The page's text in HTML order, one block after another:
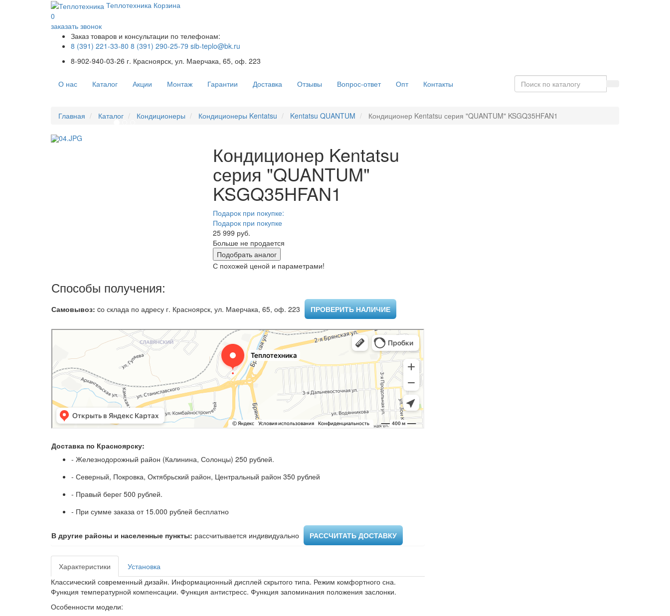
Теплотехника Корзина
0
заказать звонок
Заказ товаров и консультации по телефонам:
8 (391) 221-33-80 8 (391) 290-25-79 sib-teplo@bk.ru
8-902-940-03-26 г. Красноярск, ул. Маерчака, 65, оф. 223
О нас Каталог Акции Монтаж Гарантии Доставка Отзывы Вопрос-ответ Опт Контакты
Главная Каталог Кондиционеры Кондиционеры Kentatsu Kentatsu QUANTUM Кондиционер Kentatsu серия "QUANTUM" KSGQ35HFAN1
Кондиционер Kentatsu
серия "QUANTUM"
KSGQ35HFAN1
Подарок при покупке:
Подарок при покупке
25 999 руб.
Больше не продается
Подобрать аналог
С похожей ценой и параметрами!
Способы получения:
Самовывоз: cо склада по адресу г. Красноярск, ул. Маерчака, 65, оф. 223 ​ ПРОВЕРИТЬ НАЛИЧИЕ
Доставка по Красноярску:
- Железнодорожный район (Калинина, Солонцы) 250 рублей.
- Северный, Покровка, Октябрьский район, Центральный район 350 рублей
- Правый берег 500 рублей.
- При сумме заказа от 15.000 рублей бесплатно
В другие районы и населенные пункты: рассчитывается индивидуально ​ РАССЧИТАТЬ ДОСТАВКУ
Характеристики
Установка
Классический современный дизайн. Информационный дисплей скрытого типа. Режим комфортного сна.
Функция температурной компенсации. Функция антистресс. Функция запоминания положения заслонки.
Особенности модели:​